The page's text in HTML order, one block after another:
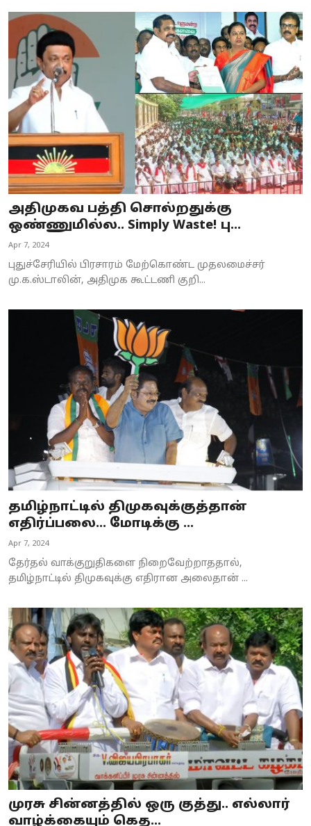
அதிமுகவ பத்தி சொல்றதுக்கு
ஒண்ணுமில்ல.. Simply Waste! பு...
Apr 7, 2024
புதுச்சேரியில் பிரசாரம் மேற்கொண்ட முதலமைச்சர்
மு.க.ஸ்டாலின், அதிமுக கூட்டணி குறி...
தமிழ்நாட்டில் திமுகவுக்குத்தான்
எதிர்ப்பலை... மோடிக்கு ...
Apr 7, 2024
தேர்தல் வாக்குறுதிகளை நிறைவேற்றாததால்,
தமிழ்நாட்டில் திமுகவுக்கு எதிரான அலைதான் ...
முரசு சின்னத்தில் ஒரு குத்து.. எல்லார்
வாழ்க்கையும் கெத...